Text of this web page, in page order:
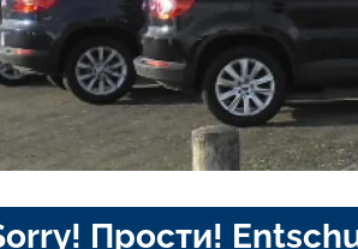
Прости!